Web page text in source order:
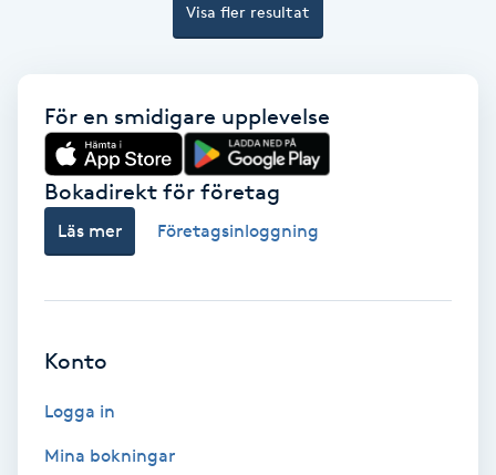
NBE-massage
Ny frisyr
Ombre
Visa fler resultat
För en smidigare upplevelse
Bokadirekt för företag
Läs mer Företagsinloggning
Konto
Logga in
Mina bokningar